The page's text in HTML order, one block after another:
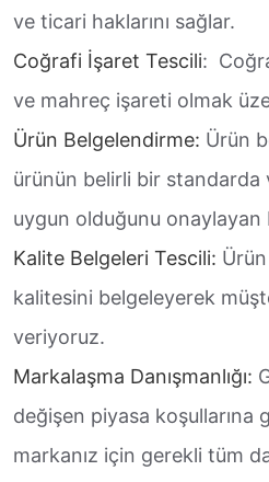
ve ticari haklarını sağlar.
Coğrafi İşaret Tescili:
ve mahreç işareti olmak
Ürün Belgelendirme: Ürün
ürünün belirli bir standarda
uygun olduğunu
Kalite Belgeleri Tescili:
kalitesini belgeleyerek
veriyoruz.
Markalaşma Danışmanlığı:
değişen piyasa koşullarına
markanız için gerekli tüm